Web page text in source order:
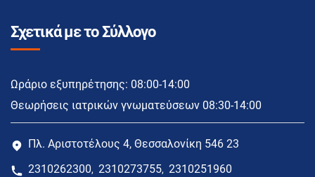
Σχετικά με το Σύλλογο
Ωράριο εξυπηρέτησης: 08:00-14:00
Θεωρήσεις ιατρικών γνωματεύσεων 08:30-14:00
Πλ. Αριστοτέλους 4, Θεσσαλονίκη 546 23
2310262300, 2310273755, 2310251960